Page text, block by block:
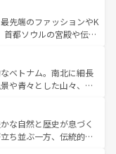
。
り、サーフィンやダイ
ア好きにはたまらな
存分に味わいつくそ
東部など、都市の喧騒
れる人に新しい発見と
深い台湾の食文化も魅
バラエティ豊かな料理
報は コンテンツ一覧を参
先端のファッションやK
都ソウルの宮殿や伝統
自然美を楽しむことが
品のストリートフード
いる。夜には、韓国な
な魅力を心ゆくまで味
、新着の韓国情報はコンテンツ一
ベトナム。南北に細長
や青々とした山々、世
ノイの古い町並みやホ
物も、独特の雰囲気を
の豊かさとおいしさで
な自然と歴史が息づく
ち並ぶ一方、伝統的な